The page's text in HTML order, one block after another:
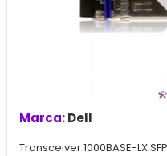
Marca:Dell
Transceiver 1000BASE-LX